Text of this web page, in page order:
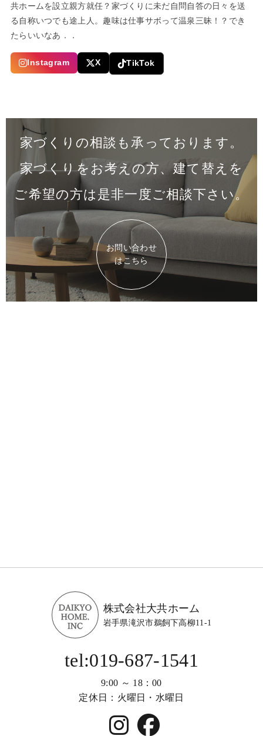
共ホームを設立親方就任？家づくりに未だ自問自答の日々を送
る自称いつでも途上人。趣味は仕事サボって温泉三昧！？でき
たらいいなあ．．
Instagram X TikTok
家づくりの相談も承っております。
家づくりをお考えの方、建て替えを
ご希望の方は是非一度ご相談下さい。
お問い合わせ
はこちら
株式会社大共ホーム
岩手県滝沢市鵜飼下高柳11-1
tel:019-687-1541
9:00 ～ 18：00
定休日：火曜日・水曜日